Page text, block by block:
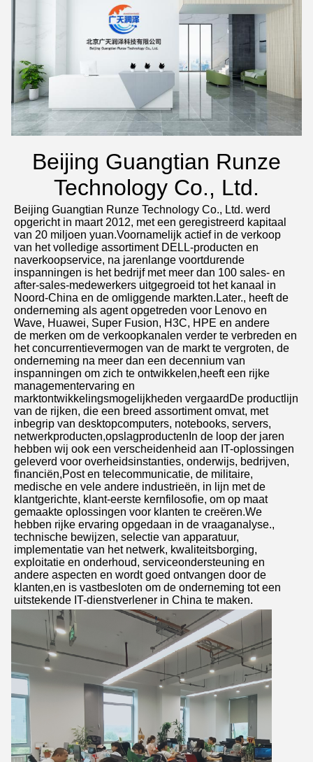
Beijing Guangtian Runze
Technology Co., Ltd.
Beijing Guangtian Runze Technology Co., Ltd. werd
opgericht in maart 2012, met een geregistreerd kapitaal
van 20 miljoen yuan.Voornamelijk actief in de verkoop
van het volledige assortiment DELL-producten en
naverkoopservice, na jarenlange voortdurende
inspanningen is het bedrijf met meer dan 100 sales- en
after-sales-medewerkers uitgegroeid tot het kanaal in
Noord-China en de omliggende markten.Later., heeft de
onderneming als agent opgetreden voor Lenovo en
Wave, Huawei, Super Fusion, H3C, HPE en andere
de merken om de verkoopkanalen verder te verbreden en
het concurrentievermogen van de markt te vergroten, de
onderneming na meer dan een decennium van
inspanningen om zich te ontwikkelen,heeft een rijke
managementervaring en
marktontwikkelingsmogelijkheden vergaardDe productlijn
van de rijken, die een breed assortiment omvat, met
inbegrip van desktopcomputers, notebooks, servers,
netwerkproducten,opslagproductenIn de loop der jaren
hebben wij ook een verscheidenheid aan IT-oplossingen
geleverd voor overheidsinstanties, onderwijs, bedrijven,
financiën,Post en telecommunicatie, de militaire,
medische en vele andere industrieën, in lijn met de
klantgerichte, klant-eerste kernfilosofie, om op maat
gemaakte oplossingen voor klanten te creëren.We
hebben rijke ervaring opgedaan in de vraaganalyse.,
technische bewijzen, selectie van apparatuur,
implementatie van het netwerk, kwaliteitsborging,
exploitatie en onderhoud, serviceondersteuning en
andere aspecten en wordt goed ontvangen door de
klanten,en is vastbesloten om de onderneming tot een
uitstekende IT-dienstverlener in China te maken.